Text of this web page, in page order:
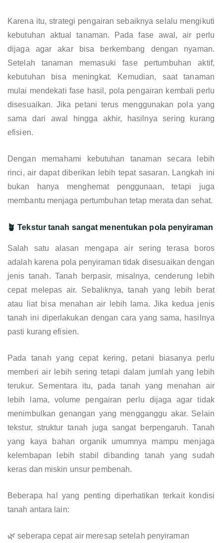
Karena itu, strategi pengairan sebaiknya selalu mengikuti
kebutuhan aktual tanaman. Pada fase awal, air perlu
dijaga agar akar bisa berkembang dengan nyaman.
Setelah tanaman memasuki fase pertumbuhan aktif,
kebutuhan bisa meningkat. Kemudian, saat tanaman
mulai mendekati fase hasil, pola pengairan kembali perlu
disesuaikan. Jika petani terus menggunakan pola yang
sama dari awal hingga akhir, hasilnya sering kurang
efisien.
Dengan memahami kebutuhan tanaman secara lebih
rinci, air dapat diberikan lebih tepat sasaran. Langkah ini
bukan hanya menghemat penggunaan, tetapi juga
membantu menjaga pertumbuhan tetap merata dan sehat.
🪴 Tekstur tanah sangat menentukan pola penyiraman
Salah satu alasan mengapa air sering terasa boros
adalah karena pola penyiraman tidak disesuaikan dengan
jenis tanah. Tanah berpasir, misalnya, cenderung lebih
cepat melepas air. Sebaliknya, tanah yang lebih berat
atau liat bisa menahan air lebih lama. Jika kedua jenis
tanah ini diperlakukan dengan cara yang sama, hasilnya
pasti kurang efisien.
Pada tanah yang cepat kering, petani biasanya perlu
memberi air lebih sering tetapi dalam jumlah yang lebih
terukur. Sementara itu, pada tanah yang menahan air
lebih lama, volume pengairan perlu dijaga agar tidak
menimbulkan genangan yang mengganggu akar. Selain
tekstur, struktur tanah juga sangat berpengaruh. Tanah
yang kaya bahan organik umumnya mampu menjaga
kelembapan lebih stabil dibanding tanah yang sudah
keras dan miskin unsur pembenah.
Beberapa hal yang penting diperhatikan terkait kondisi
tanah antara lain:
🌿 seberapa cepat air meresap setelah penyiraman